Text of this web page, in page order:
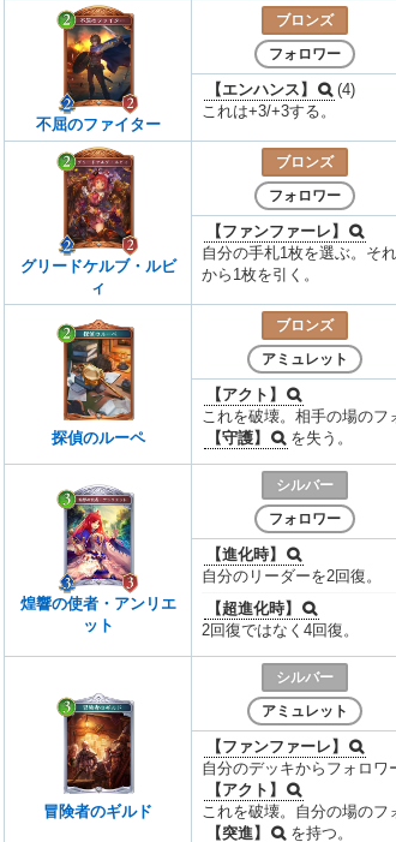
不屈のファイター
ブロンズ
フォロワー
【エンハンス】
(4)
これは+3/+3する。
グリードケルブ・ルビ
ィ
ブロンズ
フォロワー
【ファンファーレ】
自分の手札1枚を選ぶ。そ
から1枚を引く。
探偵のルーペ
ブロンズ
アミュレット
【アクト】
これを破壊。相手の場のフ
【守護】
を失う。
煌響の使者・アンリエ
ット
シルバー
フォロワー
【進化時】
自分のリーダーを2回復。
【超進化時】
2回復ではなく4回復。
冒険者のギルド
シルバー
アミュレット
【ファンファーレ】
自分のデッキからフォロワ
【アクト】
これを破壊。自分の場のフ
【突進】
を持つ。